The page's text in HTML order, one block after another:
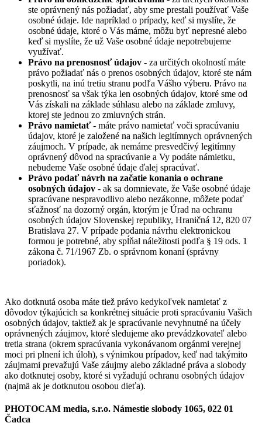
ste oprávnený nás požiadať, aby sme prestali používať Vaše
osobné údaje. Ide napríklad o prípady, keď si myslíte, že
osobné údaje, ktoré o Vás máme, môžu byť nepresné alebo
keď si myslíte, že už Vaše osobné údaje nepotrebujeme
využívať.
Právo na prenosnosť údajov - za určitých okolností máte
právo požiadať nás o prenos osobných údajov, ktoré ste nám
poskytli, na inú tretiu stranu podľa Vášho výberu. Právo na
prenosnosť sa však týka len osobných údajov, ktoré sme od
Vás získali na základe súhlasu alebo na základe zmluvy,
ktorej ste jednou zo zmluvných strán.
Právo namietať- máte právo namietať voči spracúvaniu
údajov, ktoré je založené na našich legitímnych oprávnených
záujmoch. V prípade, ak nemáme presvedčivý legitímny
oprávnený dôvod na spracúvanie a Vy podáte námietku,
nebudeme Vaše osobné údaje ďalej spracúvať.
Právo podať návrh na začatie konania o ochrane
osobných údajov - ak sa domnievate, že Vaše osobné údaje
spracúvane nespravodlivo alebo nezákonne, môžete podať
sťažnosť na dozorný orgán, ktorým je Úrad na ochranu
osobných údajov Slovenskej republiky, Hraničná 12, 820 07
Bratislava 27. V prípade podania návrhu elektronickou
formou je potrebné, aby spĺňal náležitosti podľa § 19 ods. 1
zákona č. 71/1967 Zb. o správnom konaní (správny
poriadok).
Ako dotknutá osoba máte tiež právo kedykoľvek namietať z
dôvodov týkajúcich sa konkrétnej situácie proti spracúvaniu Vašich
osobných údajov, taktiež ak je spracúvanie nevyhnutné na účely
oprávnených záujmov, ktoré sledujeme ako prevádzkovateľ alebo
tretia strana (okrem spracúvania vykonávanom orgánmi verejnej
moci pri plnení ich úloh), s výnimkou prípadov, keď nad takýmito
záujmami prevažujú Vaše záujmy alebo základné práva a slobody
ako dotknutej osoby, ktoré si vyžadujú ochranu osobných údajov
(najmä ak je dotknutou osobou dieťa).
PHOTOCAM media, s.r.o. Námestie slobody 1065, 022 01
Čadca